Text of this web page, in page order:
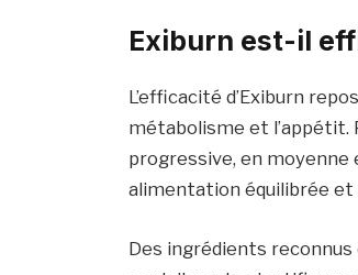
Exiburn est-il
L’efficacité d’Exiburn
métabolisme et l’appétit.
progressive, en moyenne
alimentation équilibrée et
Des ingrédients